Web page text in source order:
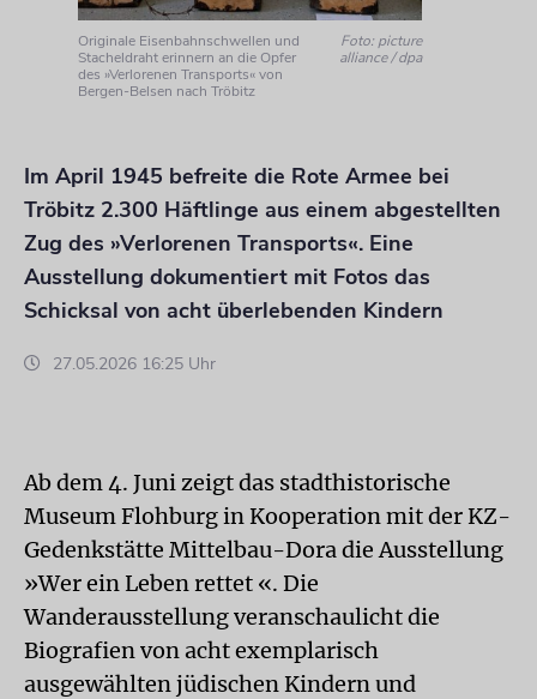
Originale Eisenbahnschwellen und
Stacheldraht erinnern an die Opfer
des »Verlorenen Transports« von
Bergen-Belsen nach Tröbitz
Foto: picture
alliance / dpa
Im April 1945 befreite die Rote Armee bei
Tröbitz 2.300 Häftlinge aus einem abgestellten
Zug des »Verlorenen Transports«. Eine
Ausstellung dokumentiert mit Fotos das
Schicksal von acht überlebenden Kindern
27.05.2026 16:25 Uhr
Ab dem 4. Juni zeigt das stadthistorische
Museum Flohburg in Kooperation mit der KZ-
Gedenkstätte Mittelbau-Dora die Ausstellung
»Wer ein Leben rettet «. Die
Wanderausstellung veranschaulicht die
Biografien von acht exemplarisch
ausgewählten jüdischen Kindern und